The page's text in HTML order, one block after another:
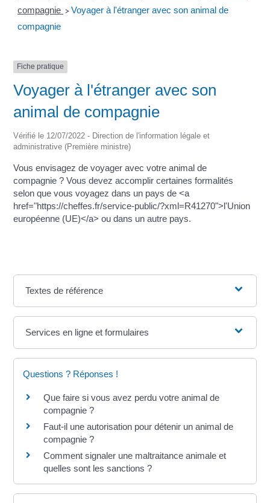
compagnie > Voyager à l'étranger avec son animal de
compagnie
Fiche pratique
Voyager à l'étranger avec son
animal de compagnie
Vérifié le 12/07/2022 - Direction de l'information légale et
administrative (Première ministre)
Vous envisagez de voyager avec votre animal de
compagnie ? Vous devez accomplir certaines formalités
selon que vous voyagez dans un pays de <a
href="https://cheffes.fr/service-public/?xml=R41270">l'Union
européenne (UE)</a> ou dans un autre pays.
Textes de référence
Services en ligne et formulaires
Questions ? Réponses !
Que faire si vous avez perdu votre animal de
compagnie ?
Faut-il une autorisation pour détenir un animal de
compagnie ?
Comment signaler une maltraitance animale et
quelles sont les sanctions ?